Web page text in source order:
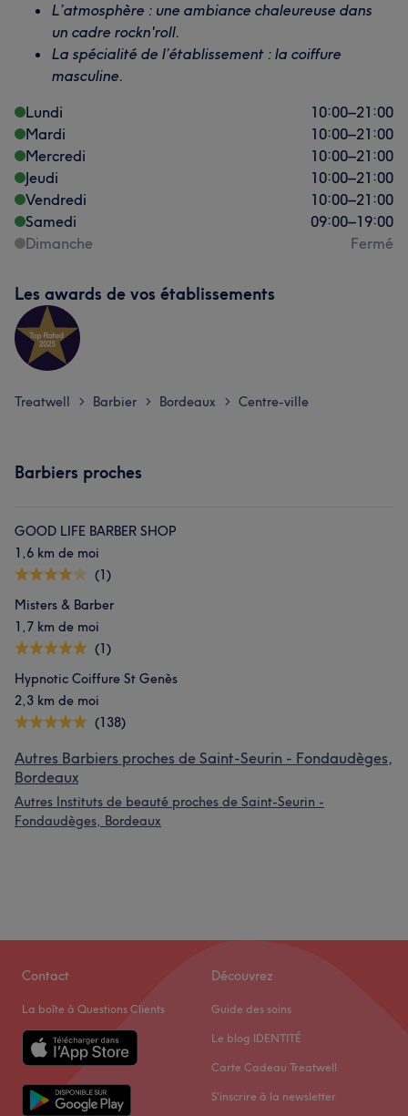
L’atmosphère : une ambiance chaleureuse dans
un cadre rockn'roll.
La spécialité de l’établissement : la coiffure
masculine.
Lundi
10:00–21:00
Mardi
10:00–21:00
Mercredi
10:00–21:00
Jeudi
10:00–21:00
Vendredi
10:00–21:00
Samedi
09:00–19:00
Dimanche
Fermé
Les awards de vos établissements
Treatwell > Barbier > Bordeaux > Centre-ville
Barbiers proches
GOOD LIFE BARBER SHOP
1,6 km de moi
(1)
Misters & Barber
1,7 km de moi
(1)
Hypnotic Coiffure St Genès
2,3 km de moi
(138)
Autres Barbiers proches de Saint-Seurin - Fondaudèges,
Bordeaux
Autres Instituts de beauté proches de Saint-Seurin -
Fondaudèges, Bordeaux
Contact
La boîte à Questions Clients
Découvrez
Guide des soins
Le blog IDENTITÉ
Carte Cadeau Treatwell
S'inscrire à la newsletter